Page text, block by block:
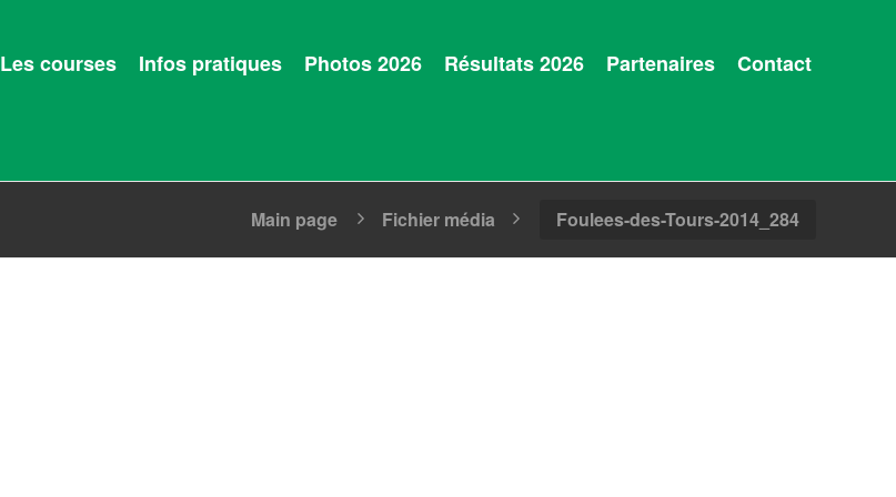
Les courses Infos pratiques Photos 2026 Résultats 2026 Partenaires Contact
Main page Fichier média Foulees-des-Tours-2014_284